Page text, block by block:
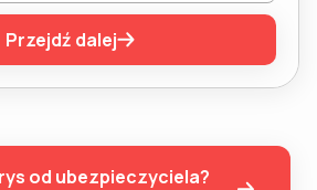
Przejdź dalej
od ubezpieczyciela?